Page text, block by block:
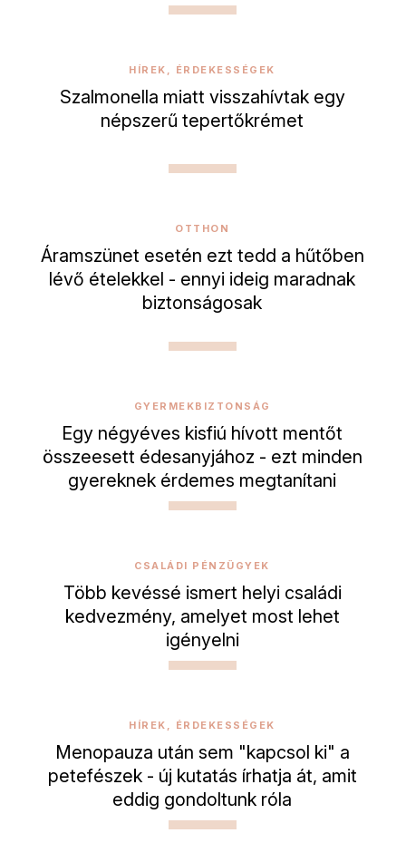
HÍREK, ÉRDEKESSÉGEK
Szalmonella miatt visszahívtak egy
népszerű tepertőkrémet
OTTHON
Áramszünet esetén ezt tedd a hűtőben
lévő ételekkel - ennyi ideig maradnak
biztonságosak
GYERMEKBIZTONSÁG
Egy négyéves kisfiú hívott mentőt
összeesett édesanyjához - ezt minden
gyereknek érdemes megtanítani
CSALÁDI PÉNZÜGYEK
Több kevéssé ismert helyi családi
kedvezmény, amelyet most lehet
igényelni
HÍREK, ÉRDEKESSÉGEK
Menopauza után sem "kapcsol ki" a
petefészek - új kutatás írhatja át, amit
eddig gondoltunk róla